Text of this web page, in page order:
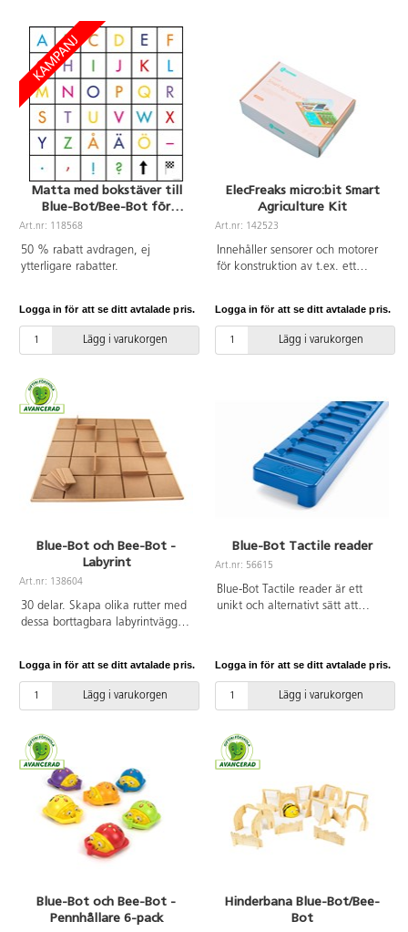
Av PVC, fri från ftalater. Från 3
Matta med bokstäver till
Blue-Bot/Bee-Bot för
förskola
Art.nr: 118568
50 % rabatt avdragen, ej
ytterligare rabatter.
Logga in för att se ditt avtalade pris.
Lägg i varukorgen
ElecFreaks micro:bit Smart
Agriculture Kit
Art.nr: 142523
Innehåller sensorer och motorer
för konstruktion av t.ex. ett
vattennivå i en fiskdamm, och för
att tillämpa informationsteknologi
inom jordbrukssektorn. Innehåll:
1 LED regnbågsfärger, 1 PIR
sensor, 1 DS18B20 sensor, 1
DHT11 sensor, 1 Sonar:bit, 1
sensor för jordfuktighet, 1 sensor
för vattennivå, 1 OLED-skärm, 1
EF92A 180° servo, 1 micro USB-
kabel samt bygeltrådar. OBS!
Micro:bit ingår ej.
Logga in för att se ditt avtalade pris.
Lägg i varukorgen
Blue-Bot och Bee-Bot -
Labyrint
Art.nr: 138604
30 delar. Skapa olika rutter med
dessa borttagbara labyrintväggar.
Logga in för att se ditt avtalade pris.
Lägg i varukorgen
Blue-Bot Tactile reader
Art.nr: 56615
Blue-Bot Tactile reader är ett
unikt och alternativt sätt att
"go" och se hur Blue-Boten utför
kommandona. Ett mycket enkelt
och tydligt sätt att lära sig
anslut på läsaren och vänta tills
Blue-Botens ögon blir blåa för att
visa att den är ansluten!
Innehåller 25 brickor.
Uppladdningsbar. Från 3 år och
uppåt.
Logga in för att se ditt avtalade pris.
Lägg i varukorgen
Blue-Bot och Bee-Bot -
Pennhållare 6-pack
Hinderbana Blue-Bot/Bee-
Bot